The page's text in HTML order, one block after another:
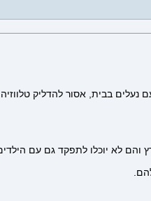
והם לא יוכלו לתפקד גם עם